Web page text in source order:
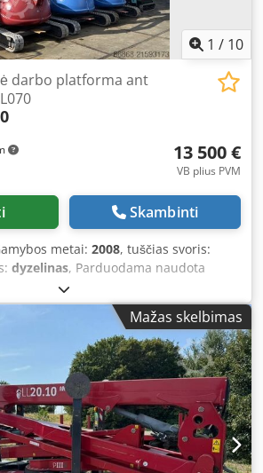
1 / 10
darbo platforma ant
13 500 €
VB plius PVM
Skambinti
metai: 2008, tuščias svoris:
dyzelinas, Parduodama naudota
keltuvė: Darbo aukštis: 8,8 metro
galia: 150 kg Matmenys: 4,08 x 1,65
– 3 cilindrų variklis Dkjdpfxjyw Uczj
už vienetą: 13 500 Eur (be PVM)
Mažas skelbimas